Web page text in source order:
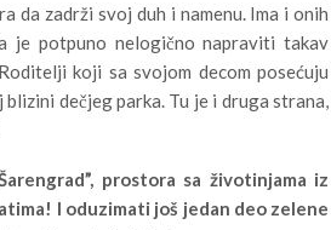
da zadrži svoj duh i namenu. Ima i onih
je potpuno nelogično napraviti takav
koji sa svojom decom posećuju
dečjeg parka. Tu je i druga strana,
prostora sa životinjama iz
I oduzimati još jedan deo zelene